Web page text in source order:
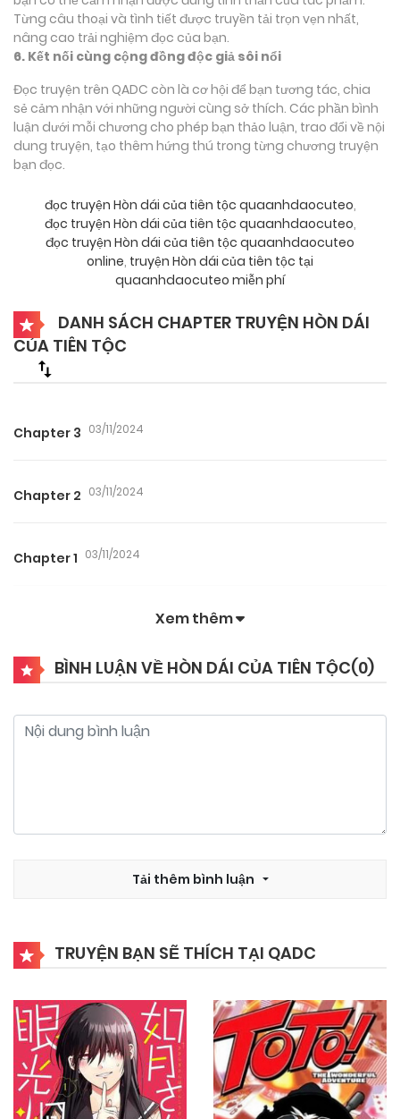
Từng câu thoại và tình tiết được truyền tải trọn vẹn nhất,
nâng cao trải nghiệm đọc của bạn.
6. Kết nối cùng cộng đồng độc giả sôi nổi
Đọc truyện trên QADC còn là cơ hội để bạn tương tác, chia
sẻ cảm nhận với những người cùng sở thích. Các phần bình
luận dưới mỗi chương cho phép bạn thảo luận, trao đổi về nội
dung truyện, tạo thêm hứng thú trong từng chương truyện
bạn đọc.
đọc truyện Hòn dái của tiên tộc quaanhdaocuteo,
đọc truyện Hòn dái của tiên tộc quaanhdaocuteo,
đọc truyện Hòn dái của tiên tộc quaanhdaocuteo
online, truyện Hòn dái của tiên tộc tại
quaanhdaocuteo miễn phí
DANH SÁCH CHAPTER TRUYỆN HÒN DÁI
CỦA TIÊN TỘC
Chapter 3 03/11/2024
Chapter 2 03/11/2024
Chapter 1 03/11/2024
Xem thêm
BÌNH LUẬN VỀ HÒN DÁI CỦA TIÊN TỘC(0)
Tải thêm bình luận
TRUYỆN BẠN SẼ THÍCH TẠI QADC